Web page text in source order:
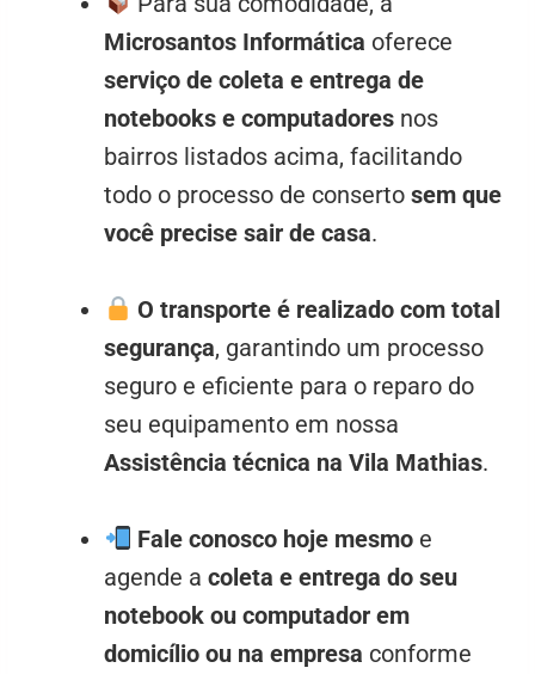
Microsantos Informática oferece
serviço de coleta e entrega de
notebooks e computadores nos
bairros listados acima, facilitando
todo o processo de consertosem que
você precise sair de casa.
O transporte é realizado com total
segurança, garantindo um processo
seguro e eficiente para o reparo do
seu equipamento em nossa
Assistência técnica na Vila Mathias.
Fale conosco hoje mesmo e
agende acoleta e entrega do seu
notebook ou computador em
domicílio ou na empresa conforme